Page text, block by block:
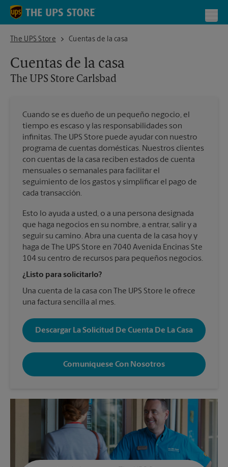
Skip to content
Return to Nav
The UPS Store
The UPS Store CarlsbadCuentas de la casa
Cuentas de la casa
The UPS Store Carlsbad
Cuando se es dueño de un pequeño negocio, el
tiempo es escaso y las responsabilidades son
infinitas. The UPS Store puede ayudar con nuestro
programa de cuentas domésticas. Nuestros clientes
con cuentas de la casa reciben estados de cuenta
mensuales o semanales para facilitar el
seguimiento de los gastos y simplificar el pago de
cada transacción.
Esto lo ayuda a usted, o a una persona designada
que haga negocios en su nombre, a entrar, salir y a
seguir su camino. Abra una cuenta de la casa hoy y
haga de The UPS Store en 7040 Avenida Encinas Ste
104 su centro de recursos para pequeños negocios.
¿Listo para solicitarlo?
Una cuenta de la casa con The UPS Store le ofrece
una factura sencilla al mes.
Descargar La Solicitud De Cuenta De La Casa
Comuníquese Con Nosotros